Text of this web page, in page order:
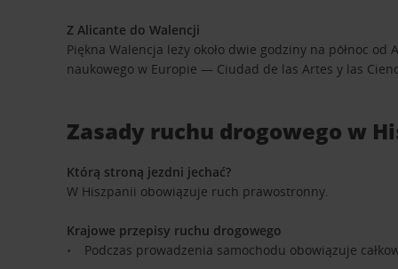
Z Alicante do Walencji
Piękna Walencja leży około dwie godziny na północ
naukowego w Europie — Ciudad de las Artes y las
Zasady ruchu drogowego w
Którą stroną jezdni jechać?
W Hiszpanii obowiązuje ruch prawostronny.
Krajowe przepisy ruchu drogowego
Podczas prowadzenia samochodu obowiązuje